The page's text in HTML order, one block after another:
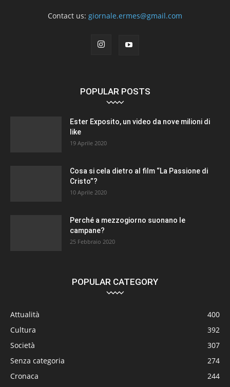
Contact us: giornale.ermes@gmail.com
POPULAR POSTS
Ester Exposito, un video da nove milioni di
like
19 Aprile 2020
Cosa si cela dietro al film “La Passione di
Cristo”?
10 Aprile 2020
Perché a mezzogiorno suonano le
campane?
25 Febbraio 2020
POPULAR CATEGORY
Attualità
400
Cultura
392
Società
307
Senza categoria
274
Cronaca
244